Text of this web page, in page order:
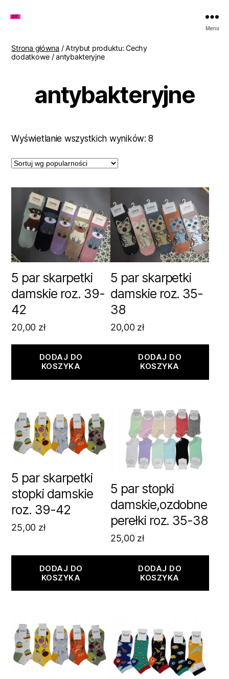
Lenki
Menu
Strona główna / Atrybut produktu: Cechy
dodatkowe / antybakteryjne
antybakteryjne
Wyświetlanie wszystkich wyników: 8
5 par skarpetki
damskie roz. 39-
42
20,00 zł
DODAJ DO
KOSZYKA
5 par skarpetki
damskie roz. 35-
38
20,00 zł
DODAJ DO
KOSZYKA
5 par skarpetki
stopki damskie
roz. 39-42
25,00 zł
DODAJ DO
KOSZYKA
5 par stopki
damskie,ozdobne
perełki roz. 35-38
25,00 zł
DODAJ DO
KOSZYKA